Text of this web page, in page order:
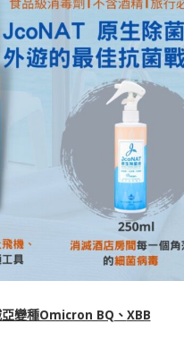
變種Omicron BQ 、 XBB